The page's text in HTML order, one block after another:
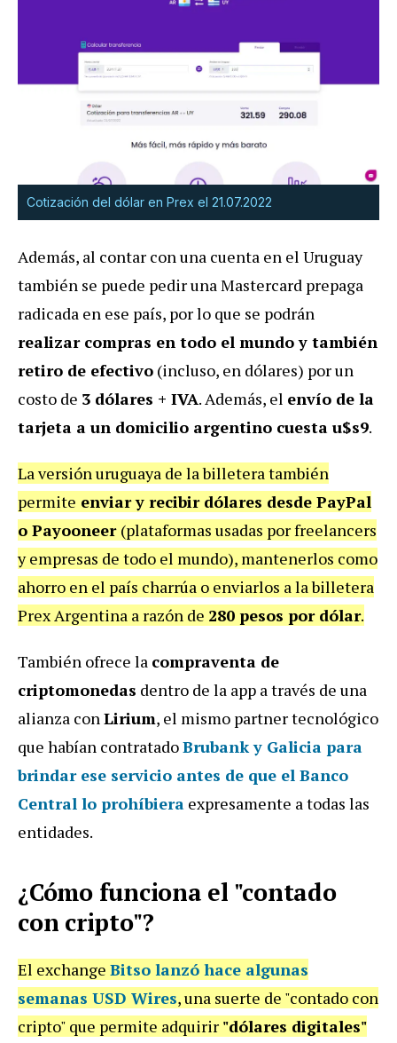
Cotización del dólar en Prex el 21.07.2022
Además, al contar con una cuenta en el Uruguay
también se puede pedir una Mastercard prepaga
radicada en ese país, por lo que se podrán
realizar compras en todo el mundo y también
retiro de efectivo (incluso, en dólares) por un
costo de 3 dólares + IVA. Además, el envío de la
tarjeta a un domicilio argentino cuesta u$s9.
La versión uruguaya de la billetera también
permite enviar y recibir dólares desde PayPal
o Payooneer (plataformas usadas por freelancers
y empresas de todo el mundo), mantenerlos como
ahorro en el país charrúa o enviarlos a la billetera
Prex Argentina a razón de 280 pesos por dólar.
También ofrece la compraventa de
criptomonedas dentro de la app a través de una
alianza conLirium, el mismo partner tecnológico
que habían contratadoBrubank y Galicia para
brindar ese servicio antes de que el Banco
Central lo prohíbiera expresamente a todas las
entidades.
¿Cómo funciona el "contado
con cripto"?
El exchange Bitso lanzó hace algunas
semanas USD Wires, una suerte de "contado con
cripto" que permite adquirir "dólares digitales"